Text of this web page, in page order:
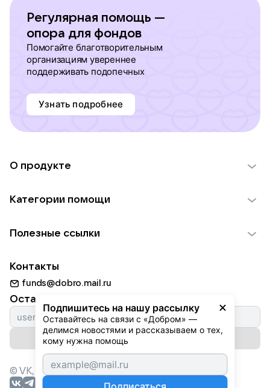
Регулярная помощь —
опора для фондов
Помогайте благотворительным
организациям увереннее
поддерживать подопечных
Узнать подробнее
Подпишитесь на нашу рассылку
Оставайтесь на связи с «Добром» —
делимся новостями и рассказываем о тех,
кому нужна помощь
О продукте
Использование материалов
Для НКО
Партнерам
Категории помощи
Пожилым
Животным
Природе
Культуре
Фондам
Полезные ссылки
Добрый день
Истории
Автоплатежи
Контакты
funds@dobro.mail.ru
Оставайтесь с нами
Подписаться на рассылку
© VK, 2026г. Все права защищены.